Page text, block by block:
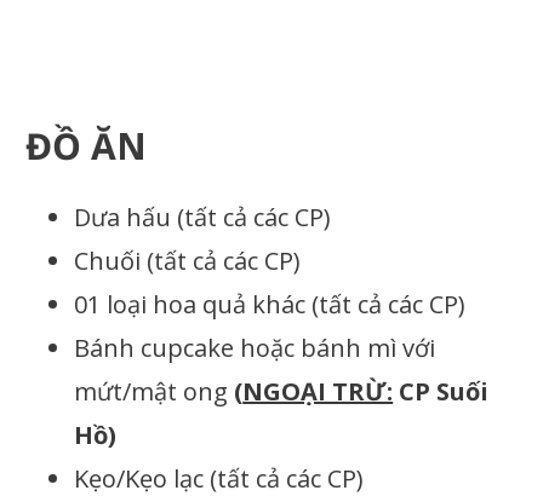
ĐỒ ĂN
Dưa hấu (tất cả các CP)
Chuối (tất cả các CP)
01 loại hoa quả khác (tất cả các CP)
Bánh cupcake hoặc bánh mì với
mứt/mật ong (NGOẠI TRỪ: CP Suối
Hồ)
Kẹo/Kẹo lạc (tất cả các CP)